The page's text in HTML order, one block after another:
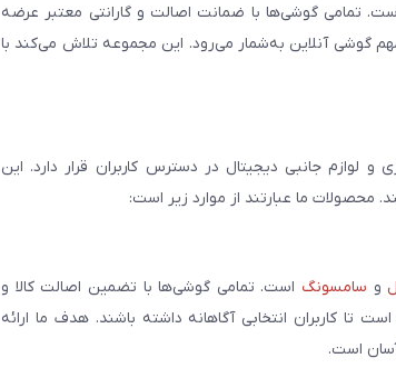
تمامی گوشی‌ها با ضمانت اصالت و گارانتی معتبر عرضه
گوشی آنلاین به‌شمار می‌رود. این مجموعه تلاش می‌کند با
لوازم جانبی دیجیتال در دسترس کاربران قرار دارد. این
محصولات ما عبارتند از موارد زیر است:
و سامسونگ است. تمامی گوشی‌ها با تضمین اصالت کالا و
کاربران انتخابی آگاهانه داشته باشند. هدف ما ارائه
است.